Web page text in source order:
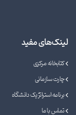
لینک‌های مفید
کتابخانه مرکزی
چارت سازمانی
برنامه استراتژیک دانشگاه
تماس با ما